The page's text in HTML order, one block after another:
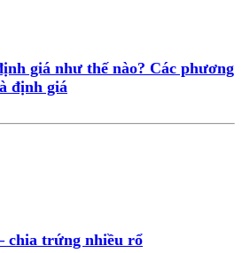
giá như thế nào? Các phương
định giá
chia trứng nhiều rổ